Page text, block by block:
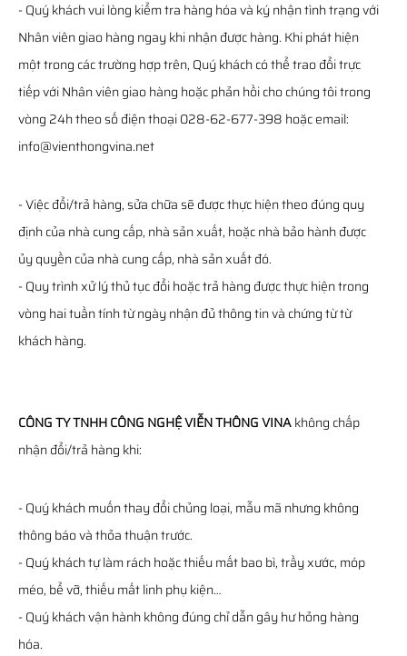
- Quý khách vui lòng kiểm tra hàng hóa và ký nhận tình trạng với
Nhân viên giao hàng ngay khi nhận được hàng. Khi phát hiện
một trong các trường hợp trên, Quý khách có thể trao đổi trực
tiếp với Nhân viên giao hàng hoặc phản hồi cho chúng tôi trong
vòng 24h theo số điện thoại 028-62-677-398 hoặc email:
info@vienthongvina.net
- Việc đổi/trả hàng, sửa chữa sẽ được thực hiện theo đúng quy
định của nhà cung cấp, nhà sản xuất, hoặc nhà bảo hành được
ủy quyền của nhà cung cấp, nhà sản xuất đó.
- Quy trình xử lý thủ tục đổi hoặc trả hàng được thực hiện trong
vòng hai tuần tính từ ngày nhận đủ thông tin và chứng từ từ
khách hàng.
CÔNG TY TNHH CÔNG NGHỆ VIỄN THÔNG VINAkhông chấp
nhận đổi/trả hàng khi:
- Quý khách muốn thay đổi chủng loại, mẫu mã nhưng không
thông báo và thỏa thuận trước.
- Quý khách tự làm rách hoặc thiếu mất bao bì, trầy xước, móp
méo, bể vỡ, thiếu mất linh phụ kiện…
- Quý khách vận hành không đúng chỉ dẫn gây hư hỏng hàng
hóa.